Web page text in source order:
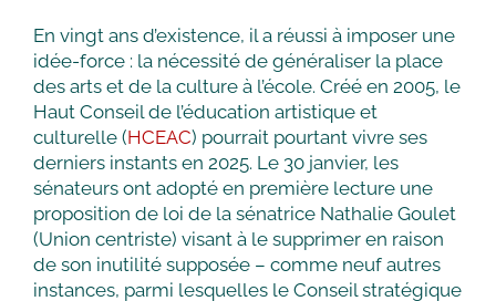
En vingt ans d’existence, il a réussi à imposer une
idée-force : la nécessité de généraliser la place
des arts et de la culture à l’école. Créé en 2005, le
Haut Conseil de l’éducation artistique et
culturelle (HCEAC) pourrait pourtant vivre ses
derniers instants en 2025. Le 30 janvier, les
sénateurs ont adopté en première lecture une
proposition de loi de la sénatrice Nathalie Goulet
(Union centriste) visant à le supprimer en raison
de son inutilité supposée – comme neuf autres
instances, parmi lesquelles le Conseil stratégique